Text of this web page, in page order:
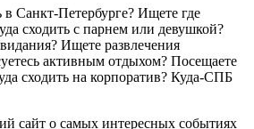
в Санкт-Петербурге? Ищете где
сходить с парнем или девушкой?
Ищете развлечения
активным отдыхом? Посещаете
сходить на корпоратив? Куда-СПБ
сайт о самых интересных событиях